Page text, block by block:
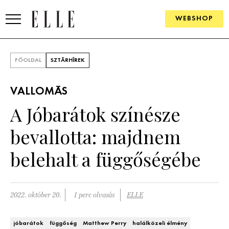
WEBSHOP
SZÉPSÉG
ÉLETMÓD
PÁRKAPCSOLAT
FŐOLDAL SZTÁRHÍREK
VALLOMÁS
A Jóbarátok színésze
bevallotta: majdnem
belehalt a függőségébe
2022. október 20. 1 perc olvasás ELLE
jóbarátok függőség Matthew Perry halálközeli élmény